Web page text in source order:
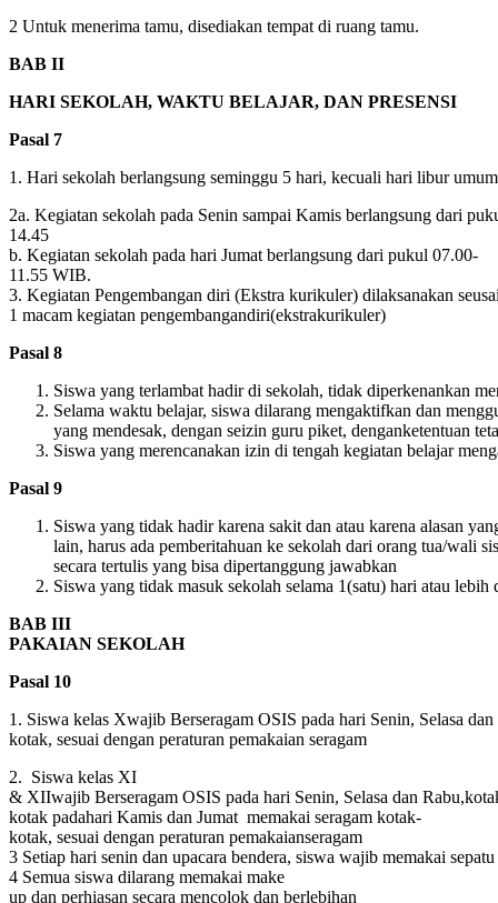
2 Untuk menerima tamu, disediakan tempat di ruang tamu.
BAB II
HARI SEKOLAH, WAKTU BELAJAR, DAN PRESENSI
Pasal 7
1. Hari sekolah berlangsung seminggu 5 hari, kecuali hari libur umum
2a. Kegiatan sekolah pada Senin sampai Kamis berlangsung dari
14.45
b. Kegiatan sekolah pada hari Jumat berlangsung dari pukul 07.00-
11.55 WIB.
3. Kegiatan Pengembangan diri (Ekstra kurikuler) dilaksanakan
1 macam kegiatan pengembangandiri(ekstrakurikuler)
Pasal 8
Siswa yang terlambat hadir di sekolah, tidak diperkenankan
Selama waktu belajar, siswa dilarang mengaktifkan dan
yang mendesak, dengan seizin guru piket, denganketentuan
Siswa yang merencanakan izin di tengah kegiatan belajar
Pasal 9
Siswa yang tidak hadir karena sakit dan atau karena alasan
lain, harus ada pemberitahuan ke sekolah dari orang tua/wali
secara tertulis yang bisa dipertanggung jawabkan
Siswa yang tidak masuk sekolah selama 1(satu) hari atau lebih
BAB III
PAKAIAN SEKOLAH
Pasal 10
1. Siswa kelas Xwajib Berseragam OSIS pada hari Senin, Selasa dan
kotak, sesuai dengan peraturan pemakaian seragam
2. Siswa kelas XI
& XIIwajib Berseragam OSIS pada hari Senin, Selasa dan Rabu,
kotak padahari Kamis dan Jumat memakai seragam kotak-
kotak, sesuai dengan peraturan pemakaianseragam
3 Setiap hari senin dan upacara bendera, siswa wajib memakai sepatu
4 Semua siswa dilarang memakai make
up dan perhiasan secara mencolok dan berlebihan